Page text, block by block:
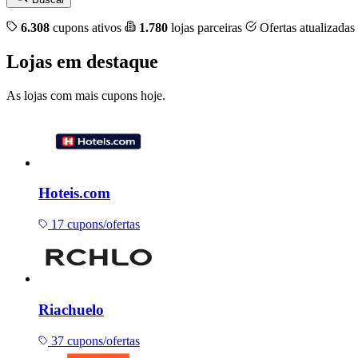
6.308 cupons ativos 1.780 lojas parceiras Ofertas atualizadas
Lojas em destaque
As lojas com mais cupons hoje.
Hoteis.com
17 cupons/ofertas
Riachuelo
37 cupons/ofertas